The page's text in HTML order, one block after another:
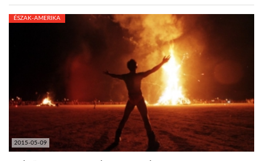
2015-05-09
ÉSZAK-AMERIKA